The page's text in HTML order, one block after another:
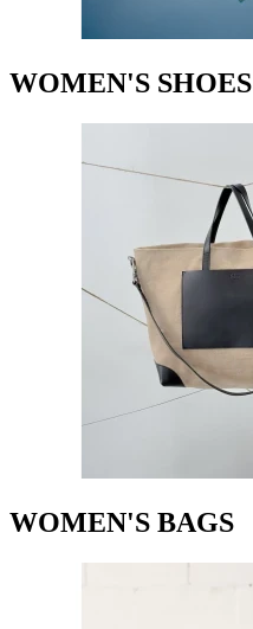
WOMEN'S SHOES
WOMEN'S BAGS